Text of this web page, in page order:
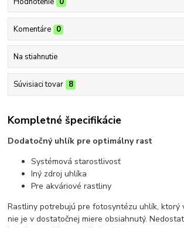
Komentáre 0
Na stiahnutie
Súvisiaci tovar 8
Kompletné špecifikácie
Dodatočný uhlík pre optimálny rast
Systémová starostlivosť
Iný zdroj uhlíka
Pre akváriové rastliny
Rastliny potrebujú pre fotosyntézu uhlík, ktorý
nie je v dostatočnej miere obsiahnutý.